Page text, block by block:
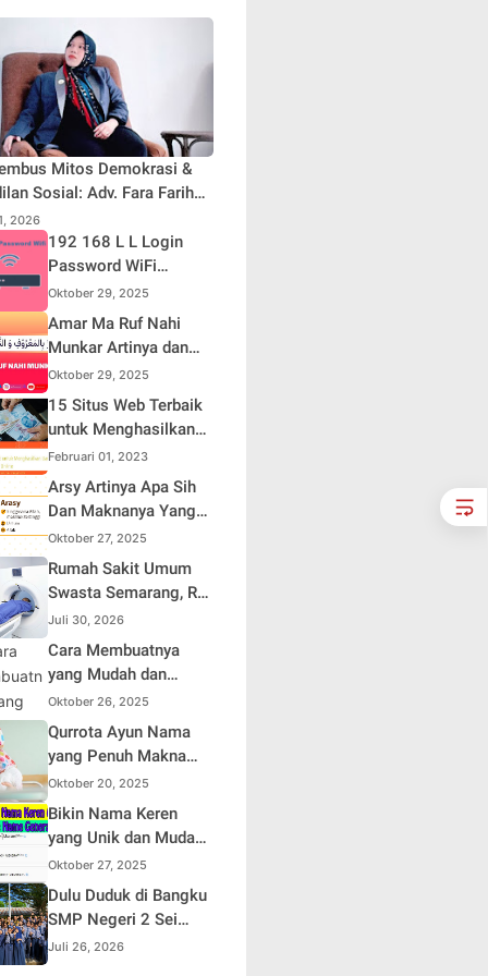
Mitos Demokrasi &
Sosial: Adv. Fara Fariha
Soroti Distorsi Simpati
dan Aksi Main Hakim
2026
192 168 L L Login
Password WiFi
Indihome Terbaru
2025
Oktober 29, 2025
Amar Ma Ruf Nahi
Munkar Artinya dan
Maknanya dalam
Islam
Oktober 29, 2025
15 Situs Web Terbaik
untuk Menghasilkan
Uang Online
Februari 01, 2023
Arsy Artinya Apa Sih
Dan Maknanya Yang
Mendalam
Oktober 27, 2025
Rumah Sakit Umum
Swasta Semarang, RS
Samsoe Hidajat
Perluas Layanan
Kesehatan
Juli 30, 2026
Cara Membuatnya
yang Mudah dan
Efisien untuk Pemula
Oktober 26, 2025
Qurrota Ayun Nama
yang Penuh Makna
dalam Kehidupan
Muslim Indonesia
Oktober 20, 2025
Bikin Nama Keren
yang Unik dan Mudah
Dihafal
Oktober 27, 2025
Dulu Duduk di Bangku
SMP Negeri 2 Sei
Rampah, Kini Penulis
Juli 26, 2026